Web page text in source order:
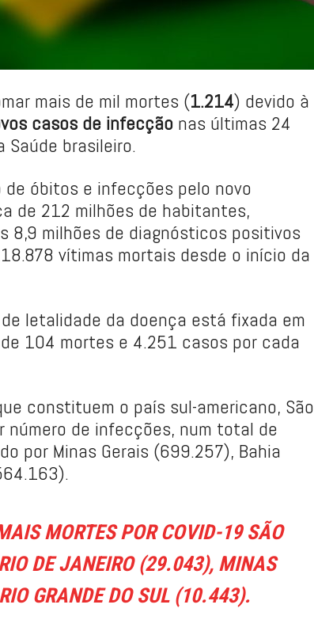
mais de mil mortes (1.214) devido à
casos de infecção nas últimas 24
Saúde brasileiro.
óbitos e infecções pelo novo
de 212 milhões de habitantes,
8,9 milhões de diagnósticos positivos
vítimas mortais desde o início da
letalidade da doença está fixada em
104 mortes e 4.251 casos por cada
constituem o país sul-americano, São
número de infecções, num total de
por Minas Gerais (699.257), Bahia
MORTES POR COVID-19 SÃO
DE JANEIRO (29.043), MINAS
GRANDE DO SUL (10.443).